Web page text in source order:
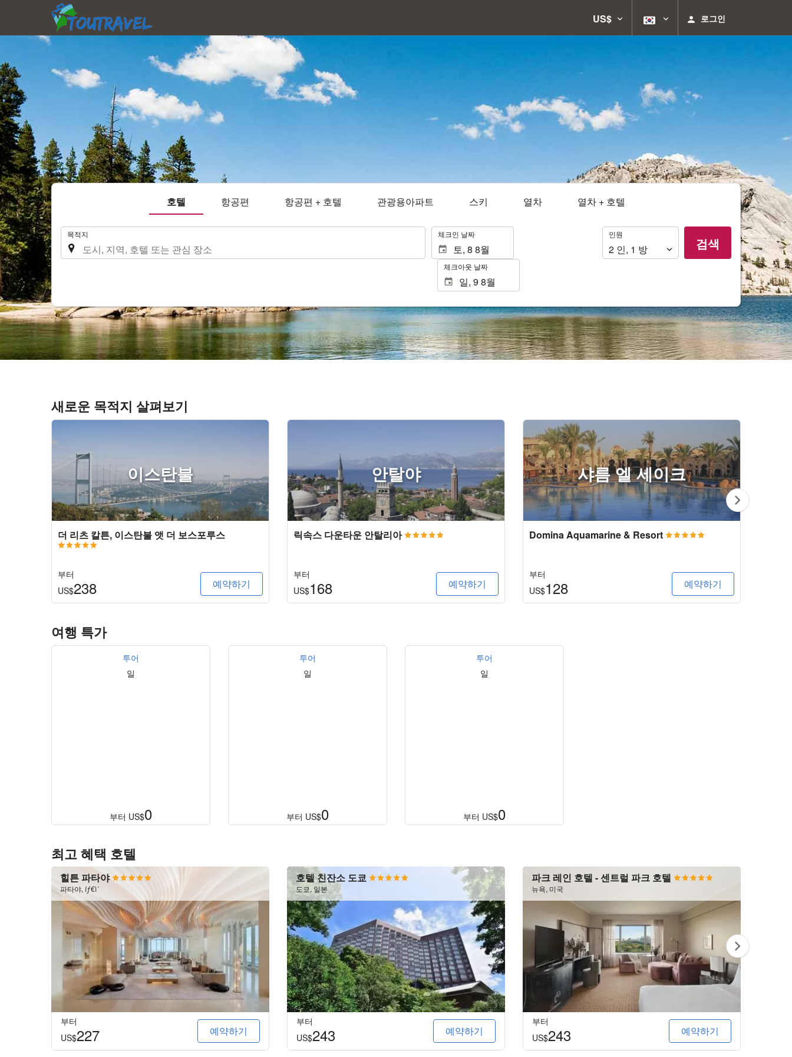
US$ 로그인
호텔 항공편 항공편 + 호텔 관광용아파트 스키 열차 열차 + 호텔
. 목적지 . 체크인 날짜
체크아웃 날짜
인
원
인원
2 인, 1 방 검색
새로운 목적지 살펴보기
이스탄불
더 리츠 칼튼, 이스탄불 앳 더 보스포루스
부터
US$238 예약하기
안탈야
릭속스 다운타운 안탈리아
부터
US$168 예약하기
샤름 엘 세이크
Domina Aquamarine & Resort
부터
US$128 예약하기
여행 특가
투어
일
부터 US$0
투어
일
부터 US$0
투어
일
부터 US$0
최고 혜택 호텔
힐튼 파타야
파타야, íƒ€ì´
부터
US$227 예약하기
호텔 친잔소 도쿄
도쿄, 일본
부터
US$243 예약하기
파크 레인 호텔 - 센트럴 파크 호텔
뉴욕, 미국
부터
US$243 예약하기